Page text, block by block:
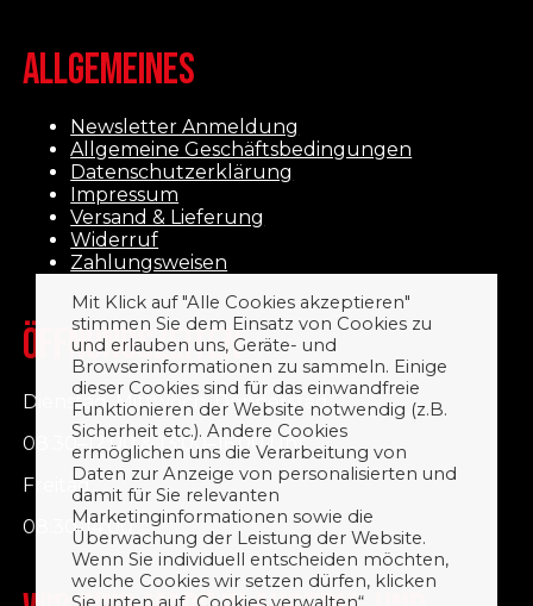
ALLGEMEINES
Newsletter Anmeldung
Allgemeine Geschäftsbedingungen
Datenschutzerklärung
Impressum
Versand & Lieferung
Widerruf
Zahlungsweisen
ÖFFNUNGSZEITEN
Dienstag, Mittwoch, Donnerstag
08:30–12:00 & 13:00–16:00 Uhr
Freitag
08:30-14:00
Mit Klick auf "Alle Cookies akzeptieren"
stimmen Sie dem Einsatz von Cookies zu
und erlauben uns, Geräte- und
Browserinformationen zu sammeln. Einige
dieser Cookies sind für das einwandfreie
Funktionieren der Website notwendig (z.B.
Sicherheit etc.). Andere Cookies
ermöglichen uns die Verarbeitung von
Daten zur Anzeige von personalisierten und
damit für Sie relevanten
Marketinginformationen sowie die
Überwachung der Leistung der Website.
Wenn Sie individuell entscheiden möchten,
welche Cookies wir setzen dürfen, klicken